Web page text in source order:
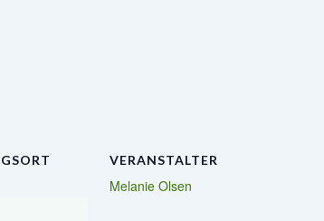
VERANSTALTER
Melanie Olsen